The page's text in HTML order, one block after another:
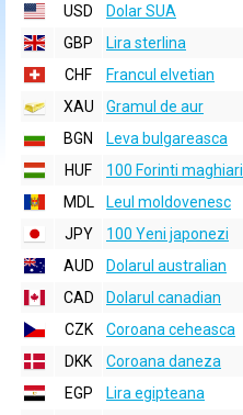
USD
Dolar SUA
GBP
Lira sterlina
CHF
Francul elvetian
XAU
Gramul de aur
BGN
Leva bulgareasca
HUF
100 Forinti maghiari
MDL
Leul moldovenesc
JPY
100 Yeni japonezi
AUD
Dolarul australian
CAD
Dolarul canadian
CZK
Coroana ceheasca
DKK
Coroana daneza
EGP
Lira egipteana